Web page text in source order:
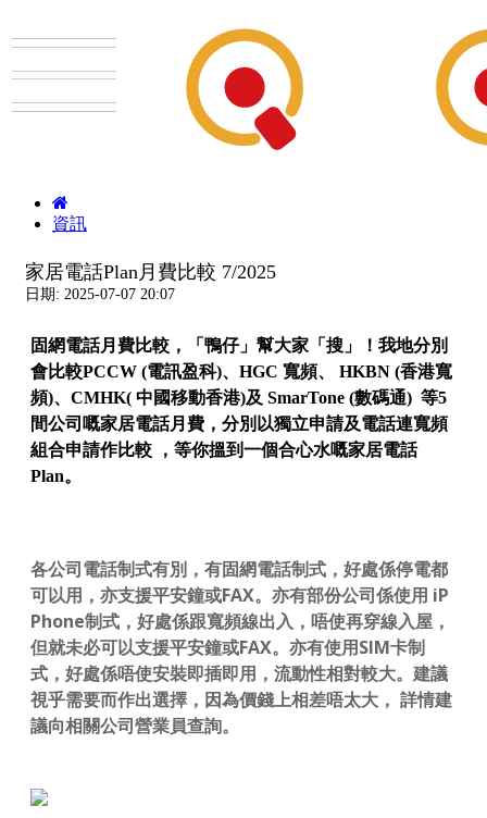
資訊
家居電話Plan月費比較 7/2025
日期: 2025-07-07 20:07
固網電話月費比較，「鴨仔」幫大家「搜」！我地分別
會比較PCCW (電訊盈科)、 HGC 寬頻、
HKBN (香港寬
頻)、CMHK( 中國移動香港)及 SmarTone (數碼通) 等5
間公司嘅家居電話月費，分別以獨立申請及電話連寬頻
組合申請作比較 ， 等你搵到一個合心水嘅家居電話
Plan。
各公司電話制式有別，有固網電話制式，好處係停電都
可以用，亦支援平安鐘或FAX。亦有部份公司係使用 iP
Phone制式，好處係跟寬頻線出入，唔使再穿線入屋，
但就未必可以支援平安鐘或FAX。亦有使用SIM卡制
式，好處係唔使安裝即插即用，流動性相對較大。建議
視乎需要而作出選擇，因為價錢上相差唔太大， 詳情建
議向相關公司營業員查詢。